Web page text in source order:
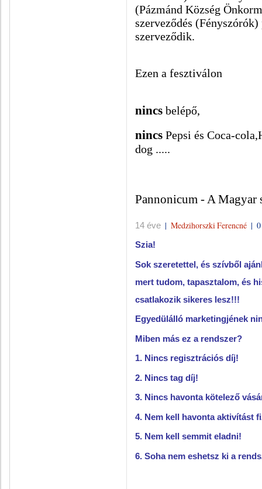
(Pázmánd Község
szerveződés
szerveződik.
Ezen a fesztiválon
nincs belépő,
nincs Pepsi és Coca-
dog .....
Pannonicum - A
14 éve | Medzihorszki Ferencné |
Szia!
Sok szeretettel, és szívből
mert tudom, tapasztalom, és
csatlakozik sikeres lesz!!!
Egyedülálló marketingjének
Miben más ez a rendszer?
1. Nincs regisztrációs díj!
2. Nincs tag díj!
3. Nincs havonta kötelező
4. Nem kell havonta aktivítást
5. Nem kell semmit eladni!
6. Soha nem eshetsz ki a